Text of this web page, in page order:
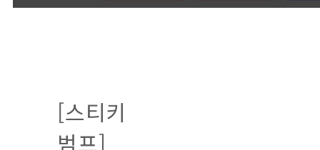
[스티키
범프]